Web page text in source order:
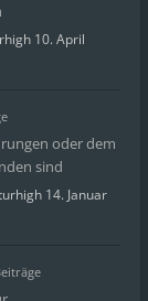
10. April
oder dem
sind
14. Januar